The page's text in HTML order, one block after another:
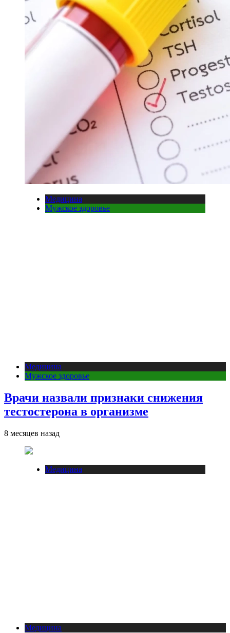
Медицина
Мужское здоровье
Медицина
Мужское здоровье
Врачи назвали признаки снижения
тестостерона в организме
8 месяцев назад
Медицина
Медицина